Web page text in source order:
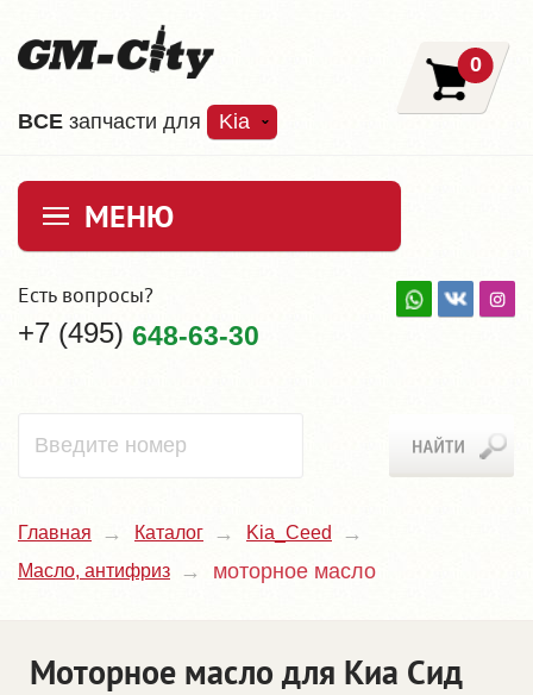
ВCE запчасти для Kia
0
МЕНЮ
Есть вопросы?
+7 (495) 648-63-30
Главная Каталог
Kia_Ceed
Масло, антифриз
моторное масло
Моторное масло для Киа Сид